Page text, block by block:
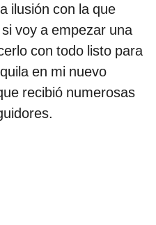
ilusión con la que
voy a empezar una
con todo listo para
en mi nuevo
recibió numerosas